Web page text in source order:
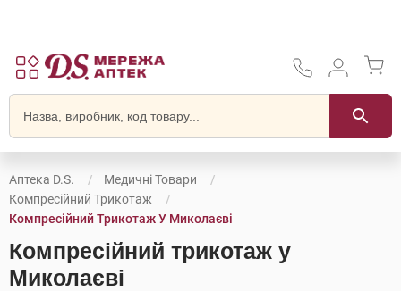
Аптека D.S.
Медичні Товари
Компресійний Трикотаж
Компресійний Трикотаж У Миколаєві
Компресійний трикотаж у
Миколаєві